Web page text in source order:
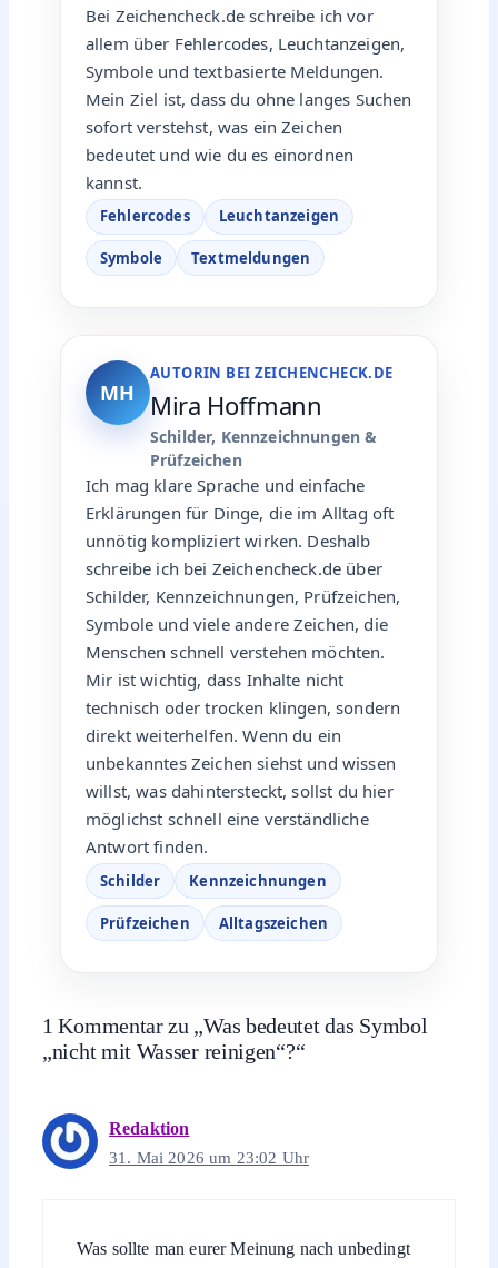
Bei Zeichencheck.de schreibe ich vor
allem über Fehlercodes, Leuchtanzeigen,
Symbole und textbasierte Meldungen.
Mein Ziel ist, dass du ohne langes Suchen
sofort verstehst, was ein Zeichen
bedeutet und wie du es einordnen
kannst.
Fehlercodes Leuchtanzeigen
Symbole Textmeldungen
MH
AUTORIN BEI ZEICHENCHECK.DE
Mira Hoffmann
Schilder, Kennzeichnungen &
Prüfzeichen
Ich mag klare Sprache und einfache
Erklärungen für Dinge, die im Alltag oft
unnötig kompliziert wirken. Deshalb
schreibe ich bei Zeichencheck.de über
Schilder, Kennzeichnungen, Prüfzeichen,
Symbole und viele andere Zeichen, die
Menschen schnell verstehen möchten.
Mir ist wichtig, dass Inhalte nicht
technisch oder trocken klingen, sondern
direkt weiterhelfen. Wenn du ein
unbekanntes Zeichen siehst und wissen
willst, was dahintersteckt, sollst du hier
möglichst schnell eine verständliche
Antwort finden.
Schilder Kennzeichnungen
Prüfzeichen Alltagszeichen
1 Kommentar zu „Was bedeutet das Symbol
„nicht mit Wasser reinigen“?“
Redaktion
31. Mai 2026 um 23:02 Uhr
Was sollte man eurer Meinung nach unbedingt